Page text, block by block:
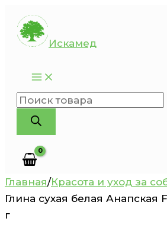
Перейти
содержимому
Искамед
Поиск
товаров
Главная/Красота и уход за
Глина сухая белая Анапская
г